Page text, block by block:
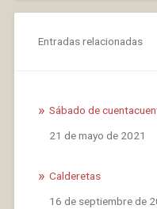
Entradas relacionadas
Sábado de
Fecha
21 de mayo de 2021
Calderetas
Fecha
16 de septiembre de